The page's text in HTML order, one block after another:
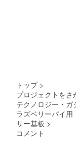
トップ >
プロジェクトをさ
テクノロジー・ガ
ラズベリーパイ
サー基板 >
コメント